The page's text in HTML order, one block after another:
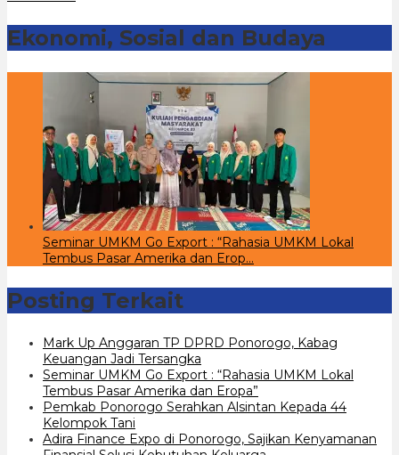
Ekonomi, Sosial dan Budaya
Seminar UMKM Go Export : “Rahasia UMKM Lokal
Tembus Pasar Amerika dan Erop…
Posting Terkait
Mark Up Anggaran TP DPRD Ponorogo, Kabag
Keuangan Jadi Tersangka
Seminar UMKM Go Export : “Rahasia UMKM Lokal
Tembus Pasar Amerika dan Eropa”
Pemkab Ponorogo Serahkan Alsintan Kepada 44
Kelompok Tani
Adira Finance Expo di Ponorogo, Sajikan Kenyamanan